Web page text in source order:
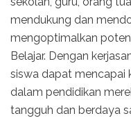
mendukung dan
mengoptimalkan
Belajar. Dengan
siswa dapat mencapai
dalam pendidikan
tangguh dan berdaya